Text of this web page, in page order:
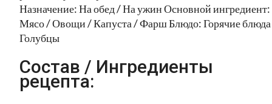
Назначение: На обед / На ужин Основной ингредиент:
Мясо / Овощи / Капуста / Фарш Блюдо: Горячие
Голубцы
Состав / Ингредиенты
рецепта: